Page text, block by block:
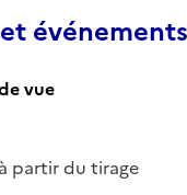
vue
partir du tirage